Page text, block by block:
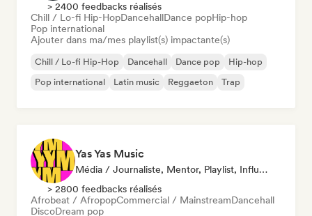
> 2400 feedbacks réalisés
Chill / Lo-fi Hip-HopDancehallDance popHip-hop
Pop international
Ajouter dans ma/mes playlist(s) impactante(s)
Chill / Lo-fi Hip-Hop Dancehall Dance pop
Hip-hop
Pop international
Latin music Reggaeton Trap
Yas Yas Music
Média / Journaliste, Mentor, Playlist, Influenceur·euse Sur Les Réseaux Sociaux
> 2800 feedbacks réalisés
Afrobeat / AfropopCommercial / MainstreamDancehall
DiscoDream pop